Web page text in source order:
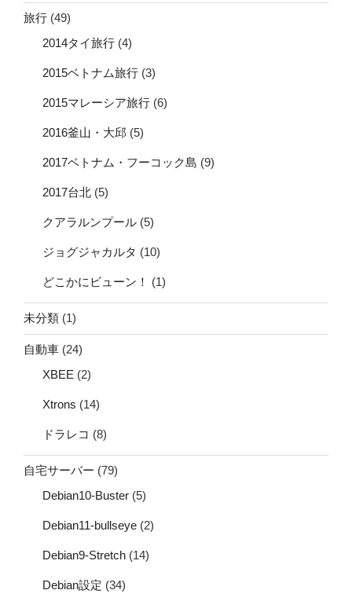
旅行 (49)
2014タイ旅行 (4)
2015ベトナム旅行 (3)
2015マレーシア旅行 (6)
2016釜山・大邱 (5)
2017ベトナム・フーコック島 (9)
2017台北 (5)
クアラルンプール (5)
ジョグジャカルタ (10)
どこかにビューン！ (1)
未分類 (1)
自動車 (24)
XBEE (2)
Xtrons (14)
ドラレコ (8)
自宅サーバー (79)
Debian10-Buster (5)
Debian11-bullseye (2)
Debian9-Stretch (14)
Debian設定 (34)